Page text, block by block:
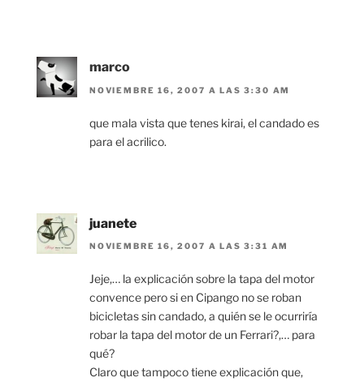
marco
NOVIEMBRE 16, 2007 A LAS 3:30 AM
que mala vista que tenes kirai, el candado es
para el acrilico.
juanete
NOVIEMBRE 16, 2007 A LAS 3:31 AM
Jeje,… la explicación sobre la tapa del motor
convence pero si en Cipango no se roban
bicicletas sin candado, a quién se le ocurriría
robar la tapa del motor de un Ferrari?,… para
qué?
Claro que tampoco tiene explicación que,